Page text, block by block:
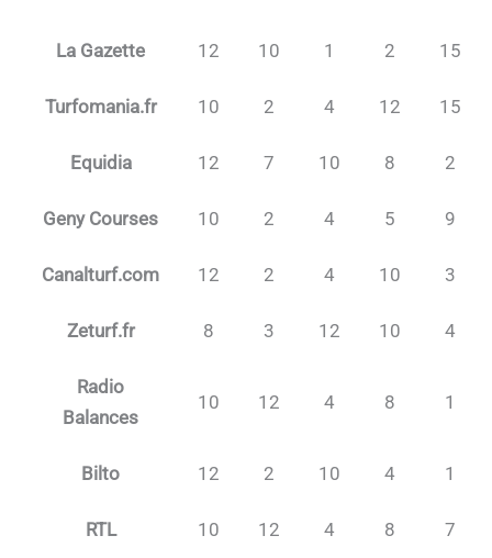
La Gazette 12 10 1 2 15
Turfomania.fr 10 2 4 12 15
Equidia 12 7 10 8 2
Geny Courses 10 2 4 5 9
Canalturf.com 12 2 4 10 3
Zeturf.fr 8 3 12 10 4
Radio
Balances
10 12 4 8 1
Bilto 12 2 10 4 1
RTL 10 12 4 8 7